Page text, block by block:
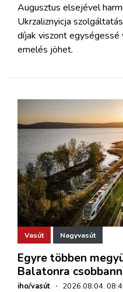
Augusztus elsejével
Ukrzaliznyicja
díjak viszont egységessé
emelés jöhet.
Vasút Nagyvasút
Egyre többen
Balatonra
iho/vasút · 2026.08.04.